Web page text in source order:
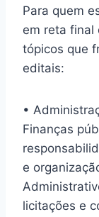
Para quem
em reta final
tópicos que
editais:
•
Finanças
e
licitações e